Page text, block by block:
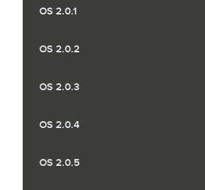
OS 2.0.1
OS 2.0.2
OS 2.0.3
OS 2.0.4
OS 2.0.5